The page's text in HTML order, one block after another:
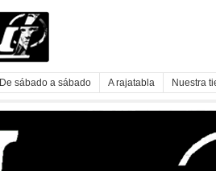
De sábado a sábado A rajatabla Nuestra